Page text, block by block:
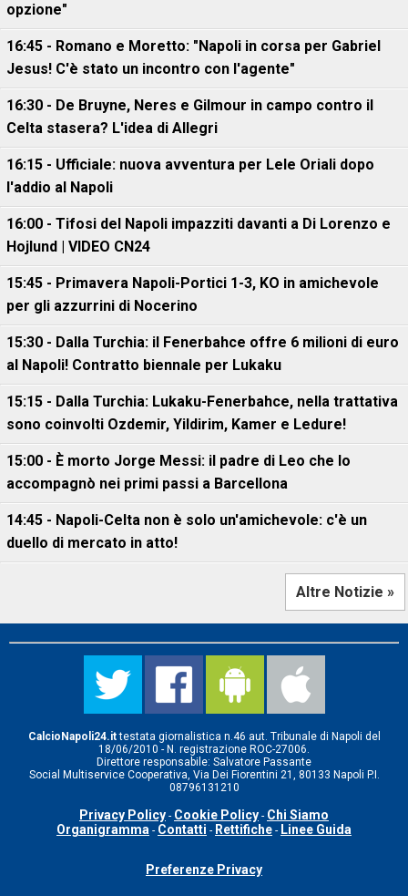
opzione"
16:45 - Romano e Moretto: "Napoli in corsa per Gabriel
Jesus! C'è stato un incontro con l'agente"
16:30 - De Bruyne, Neres e Gilmour in campo contro il
Celta stasera? L'idea di Allegri
16:15 - Ufficiale: nuova avventura per Lele Oriali dopo
l'addio al Napoli
16:00 - Tifosi del Napoli impazziti davanti a Di Lorenzo e
Hojlund | VIDEO CN24
15:45 - Primavera Napoli-Portici 1-3, KO in amichevole
per gli azzurrini di Nocerino
15:30 - Dalla Turchia: il Fenerbahce offre 6 milioni di euro
al Napoli! Contratto biennale per Lukaku
15:15 - Dalla Turchia: Lukaku-Fenerbahce, nella trattativa
sono coinvolti Ozdemir, Yildirim, Kamer e Ledure!
15:00 - È morto Jorge Messi: il padre di Leo che lo
accompagnò nei primi passi a Barcellona
14:45 - Napoli-Celta non è solo un'amichevole: c'è un
duello di mercato in atto!
Altre Notizie »
CalcioNapoli24.ittestata giornalistica n.46 aut. Tribunale di Napoli del
18/06/2010 - N. registrazione ROC-27006.
Direttore responsabile: Salvatore Passante
Social Multiservice Cooperativa, Via Dei Fiorentini 21, 80133 Napoli P.I.
08796131210
Privacy Policy - Cookie Policy - Chi Siamo
Organigramma - Contatti - Rettifiche - Linee Guida
Preferenze Privacy